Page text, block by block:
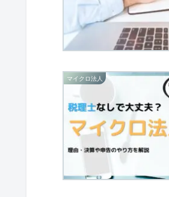
マイクロ法人